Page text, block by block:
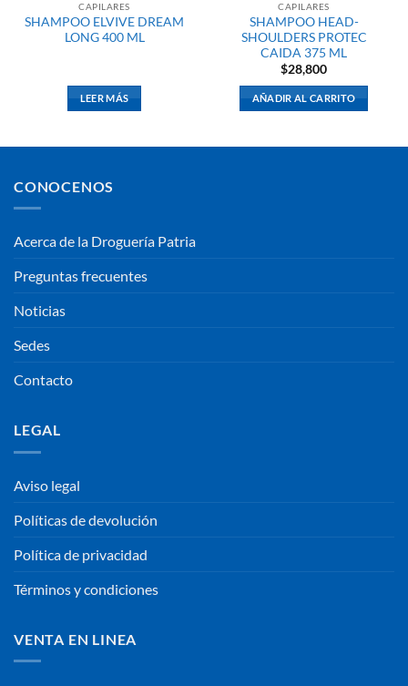
CAPILARES
SHAMPOO ELVIVE DREAM
LONG 400 ML
LEER MÁS
CAPILARES
SHAMPOO HEAD-
SHOULDERS PROTEC
CAIDA 375 ML
$28,800
AÑADIR AL CARRITO
CONOCENOS
Acerca de la Droguería Patria
Preguntas frecuentes
Noticias
Sedes
Contacto
LEGAL
Aviso legal
Políticas de devolución
Política de privacidad
Términos y condiciones
VENTA EN LINEA